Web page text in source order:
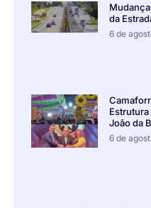
da
6 de
João da
6 de